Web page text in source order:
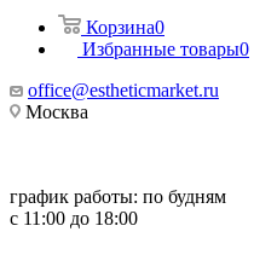
Корзина0
Избранные товары0
office@estheticmarket.ru
Москва
график работы: по будням
с 11:00 до 18:00